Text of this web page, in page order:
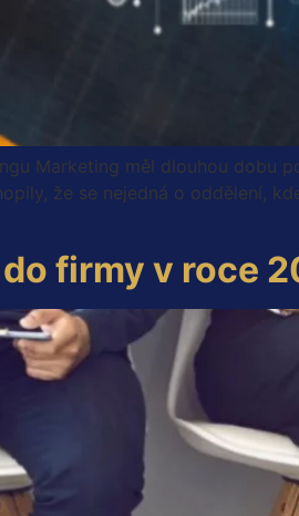
Marketing měl dlouhou dobu
že se nejedná o oddělení,
firmy v roce